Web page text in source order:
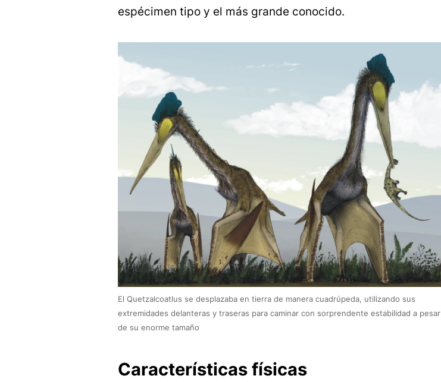
espécimen tipo y el más grande conocido.
El Quetzalcoatlus se desplazaba en tierra de manera cuadrúpeda, utilizando sus
extremidades delanteras y traseras para caminar con sorprendente estabilidad a pesar
de su enorme tamaño
Características físicas